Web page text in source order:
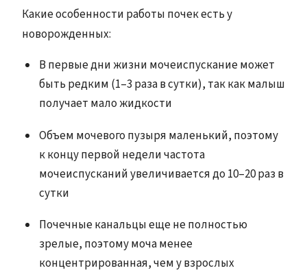
Какие особенности работы почек есть у
новорожденных:
В первые дни жизни мочеиспускание может
быть редким (1–3 раза в сутки), так как малыш
получает мало жидкости
Объем мочевого пузыря маленький, поэтому
к концу первой недели частота
мочеиспусканий увеличивается до 10–20 раз в
сутки
Почечные канальцы еще не полностью
зрелые, поэтому моча менее
концентрированная, чем у взрослых